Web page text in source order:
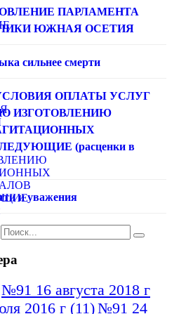
ПАРЛАМЕНТА
ЮЖНАЯ ОСЕТИЯ
сильнее смерти
ОПЛАТЫ УСЛУГ
ИЗГОТОВЛЕНИЮ
(расценки в
и уважения
№91 16 августа 2018 г
2016 г (11)№91 24